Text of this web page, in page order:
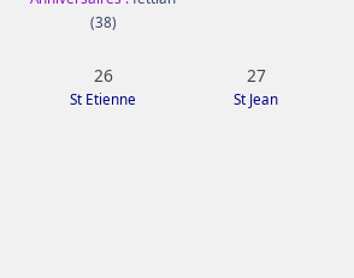
(38)
26
St Etienne
27
St Jean